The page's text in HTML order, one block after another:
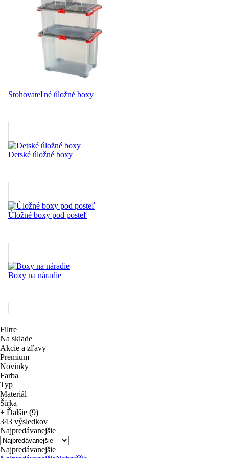
Stohovateľné úložné boxy
Detské úložné boxy
Úložné boxy pod posteľ
Boxy na náradie
Filtre
Na sklade
Akcie a zľavy
Premium
Novinky
Farba
Typ
Materiál
Šírka
+ Ďalšie (9)
343 výsledkov
Najpredávanejšie
Najpredávanejšie